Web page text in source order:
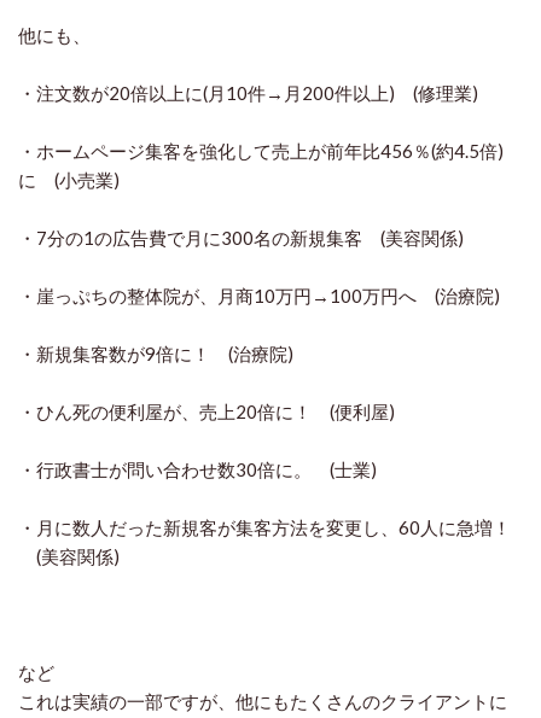
他にも、
・注文数が20倍以上に(月10件→月200件以上) (修理業)
・ホームページ集客を強化して売上が前年比456％(約4.5倍)
に (小売業)
・7分の1の広告費で月に300名の新規集客 (美容関係)
・崖っぷちの整体院が、月商10万円→100万円へ (治療院)
・新規集客数が9倍に！ (治療院)
・ひん死の便利屋が、売上20倍に！ (便利屋)
・行政書士が問い合わせ数30倍に。 (士業)
・月に数人だった新規客が集客方法を変更し、60人に急増！
(美容関係)
など
これは実績の一部ですが、他にもたくさんのクライアントに